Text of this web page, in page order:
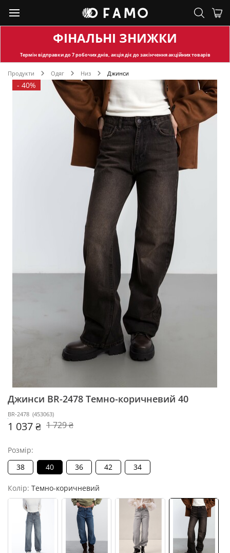
ФІНАЛЬНІ ЗНИЖКИ
Термін відправкидо 7 робочих днів, акція діє до закінчення акційних товарів
Продукти Одяг Низ Джинси
- 40%
Джинси BR-2478 Темно-коричневий 40
BR-2478 (453063)
1 037 ₴ 1 729 ₴
Розмір:
38
40 36 42 34
Колір: Темно-коричневий